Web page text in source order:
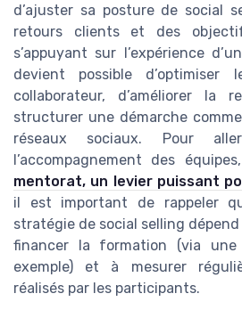
d’ajuster sa posture de social
retours clients et des
s’appuyant sur l’expérience
devient possible
collaborateur, d’améliorer la
structurer une démarche
réseaux sociaux. Pour
l’accompagnement des
mentorat, un levier puissant
il est important de rappeler
stratégie de social selling
financer la formation (via
exemple) et à mesurer
réalisés par les participants.